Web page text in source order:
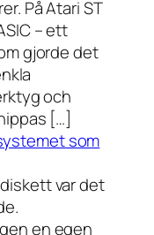
På Atari ST
– ett
gjorde det
och
[…]
som
var det
en egen